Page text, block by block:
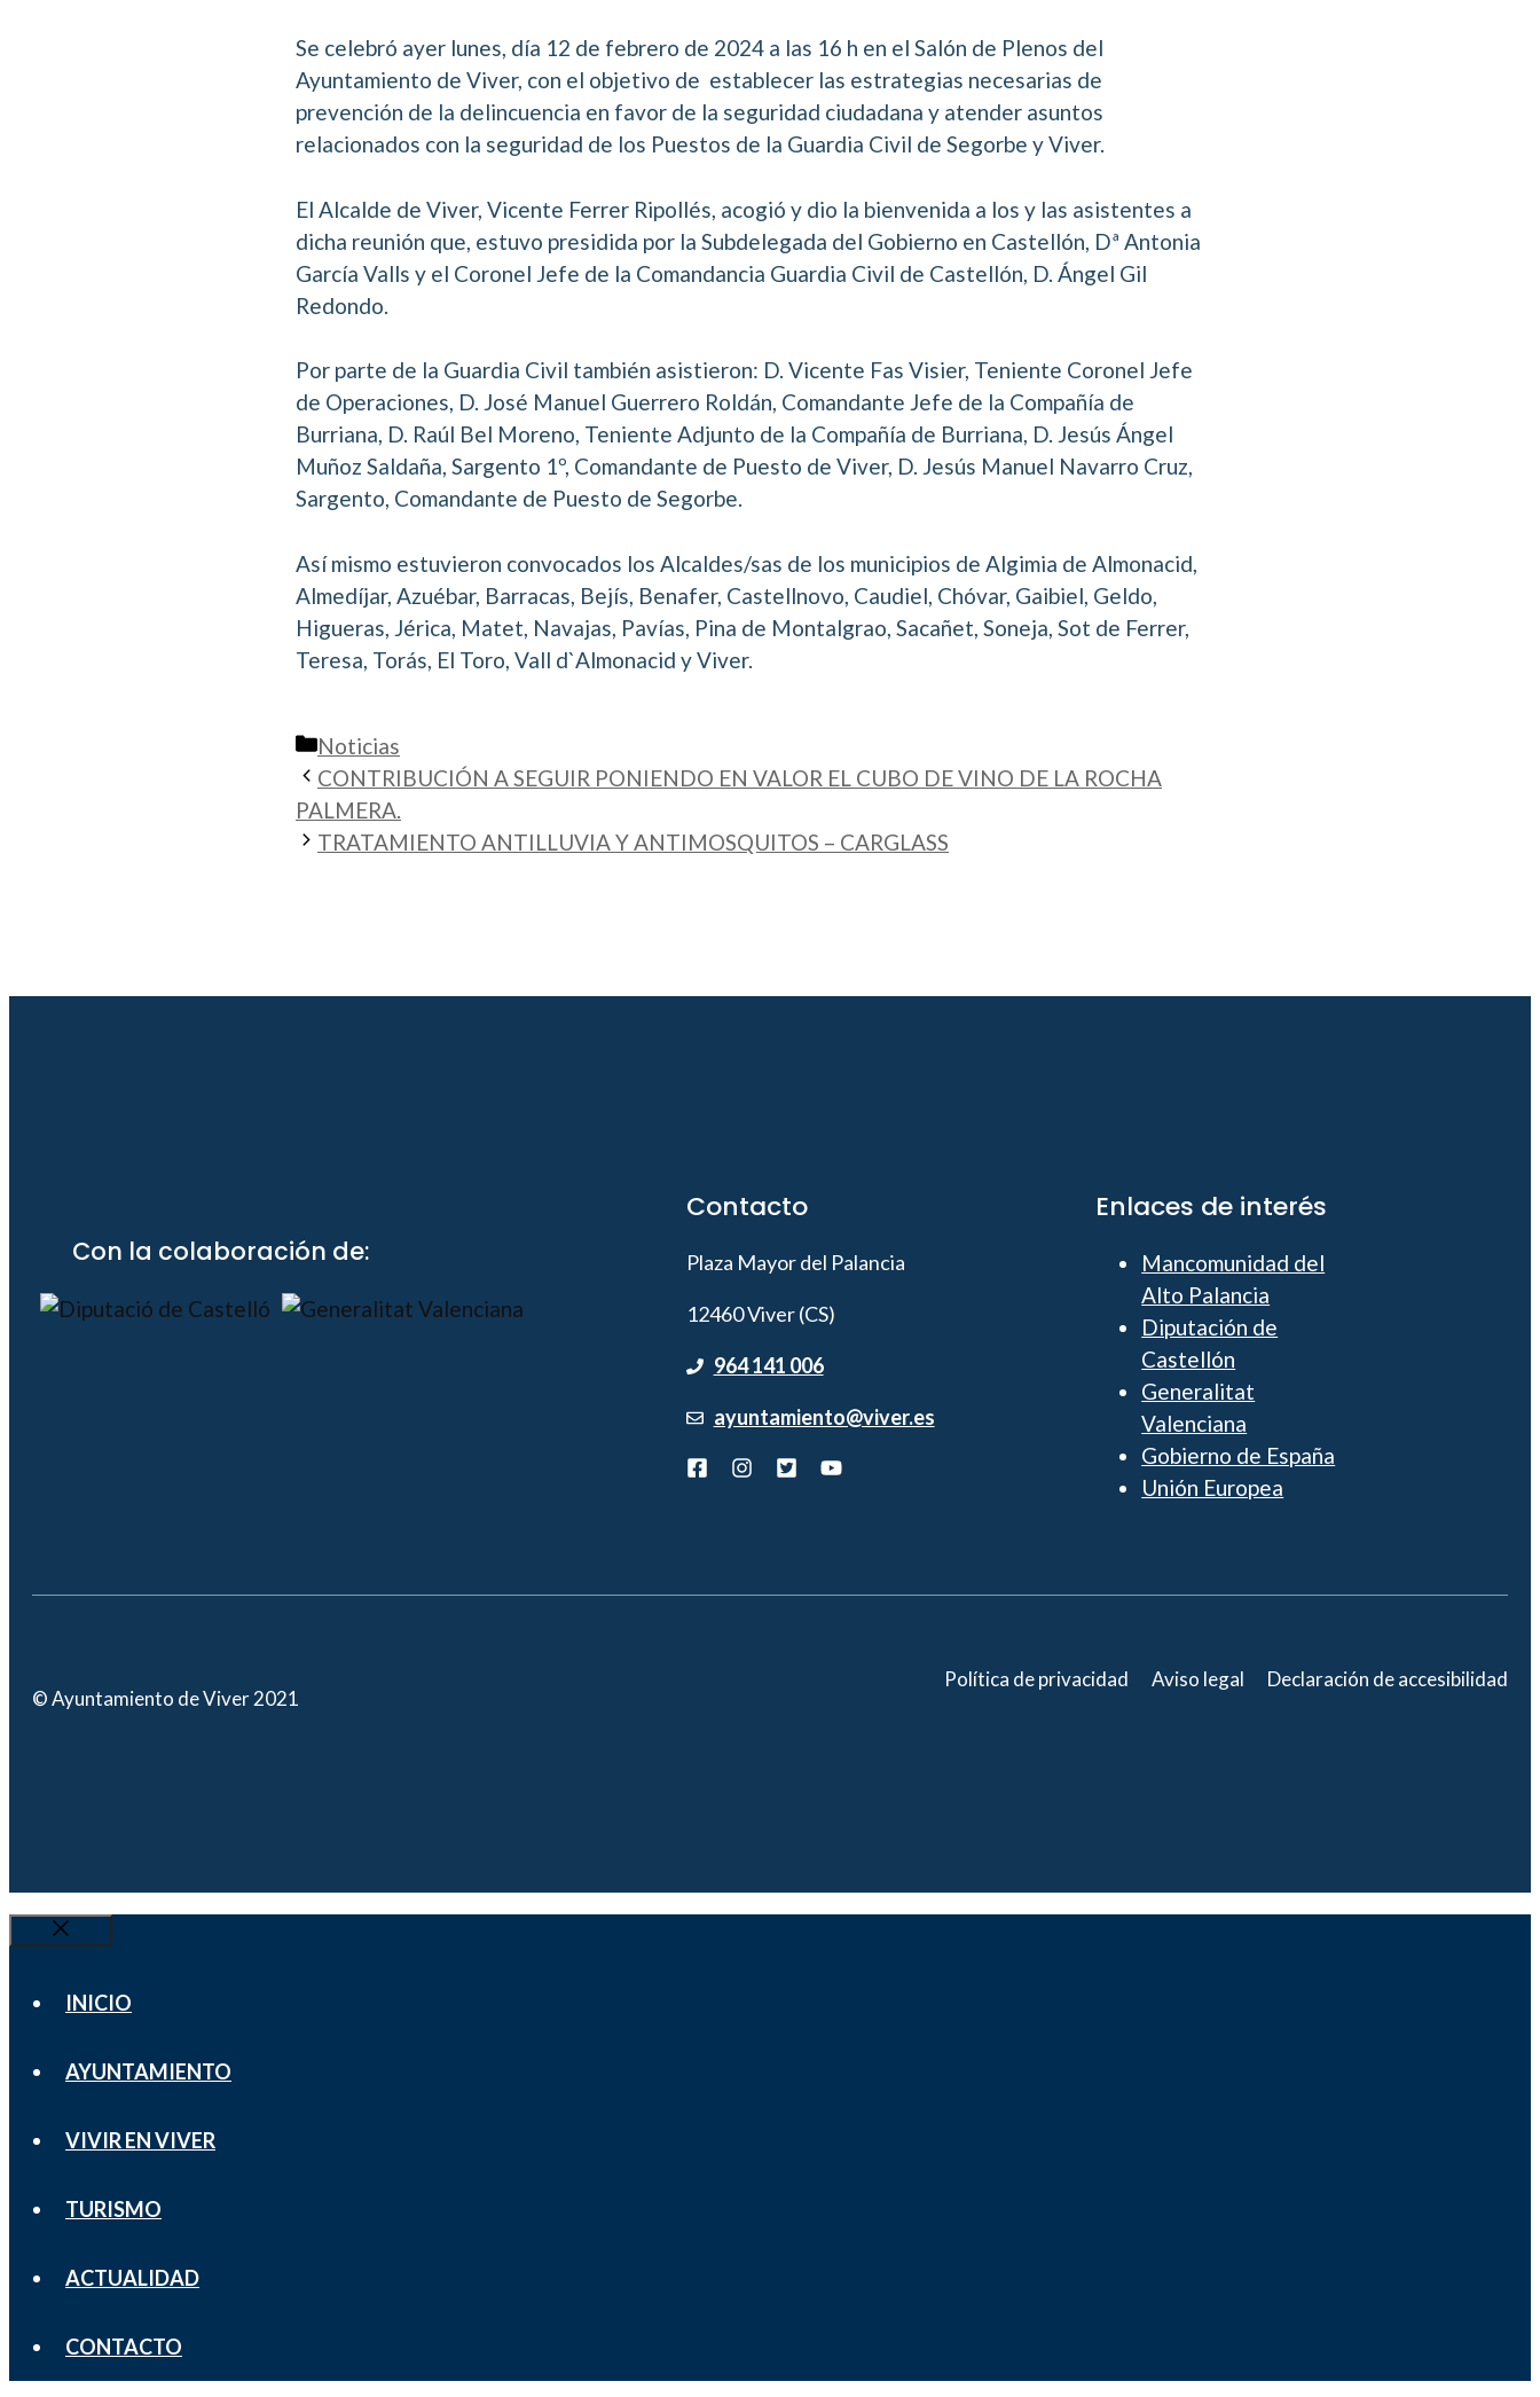
Se celebró ayer lunes, día 12 de febrero de 2024 a las 16 h en el Salón de Plenos del
Ayuntamiento de Viver, con el objetivo de establecer las estrategias necesarias de
prevención de la delincuencia en favor de la seguridad ciudadana y atender asuntos
relacionados con la seguridad de los Puestos de la Guardia Civil de Segorbe y Viver.
El Alcalde de Viver, Vicente Ferrer Ripollés, acogió y dio la bienvenida a los y las asistentes a
dicha reunión que, estuvo presidida por la Subdelegada del Gobierno en Castellón, Dª Antonia
García Valls y el Coronel Jefe de la Comandancia Guardia Civil de Castellón, D. Ángel Gil
Redondo.
Por parte de la Guardia Civil también asistieron: D. Vicente Fas Visier, Teniente Coronel Jefe
de Operaciones, D. José Manuel Guerrero Roldán, Comandante Jefe de la Compañía de
Burriana, D. Raúl Bel Moreno, Teniente Adjunto de la Compañía de Burriana, D. Jesús Ángel
Muñoz Saldaña, Sargento 1º, Comandante de Puesto de Viver, D. Jesús Manuel Navarro Cruz,
Sargento, Comandante de Puesto de Segorbe.
Así mismo estuvieron convocados los Alcaldes/sas de los municipios de Algimia de Almonacid,
Almedíjar, Azuébar, Barracas, Bejís, Benafer, Castellnovo, Caudiel, Chóvar, Gaibiel, Geldo,
Higueras, Jérica, Matet, Navajas, Pavías, Pina de Montalgrao, Sacañet, Soneja, Sot de Ferrer,
Teresa, Torás, El Toro, Vall d`Almonacid y Viver.
Categorías
Noticias
CONTRIBUCIÓN A SEGUIR PONIENDO EN VALOR EL CUBO DE VINO DE LA ROCHA
PALMERA.
TRATAMIENTO ANTILLUVIA Y ANTIMOSQUITOS – CARGLASS
Con la colaboración de:
Contacto
Plaza Mayor del Palancia
12460 Viver (CS)
964 141 006
ayuntamiento@viver.es
Enlaces de interés
Mancomunidad del
Alto Palancia
Diputación de
Castellón
Generalitat
Valenciana
Gobierno de España
Unión Europea
© Ayuntamiento de Viver 2021
Política de privacidad Aviso legal Declaración de accesibilidad
Cerrar
INICIO
AYUNTAMIENTO
VIVIR EN VIVER
TURISMO
ACTUALIDAD
CONTACTO